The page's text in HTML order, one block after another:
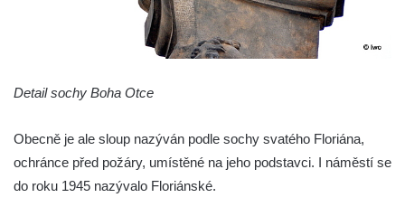
Sloup svatého Jana Nepomuckého v
Roudnici nad Labem
Sloup se sochou svatého Vavřince v
Roudnici nad Labem
Sloup Panny Marie v údolí Kamenického
potoka u Zákup
Sloup sv. Judy Tadeáše v Nábřežní ulici v
Detail sochy Boha Otce
Obecně je ale sloup nazýván podle sochy svatého Floriána,
ochránce před požáry, umístěné na jeho podstavci. I náměstí se
do roku 1945 nazývalo Floriánské.